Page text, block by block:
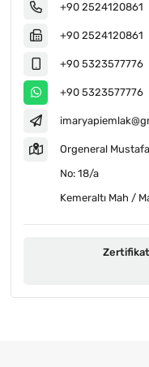
+90 2524120861
+90 2524120861
+90 5323577776
+90 5323577776
Orgeneral
No: 18/a
Kemeraltı Mah /